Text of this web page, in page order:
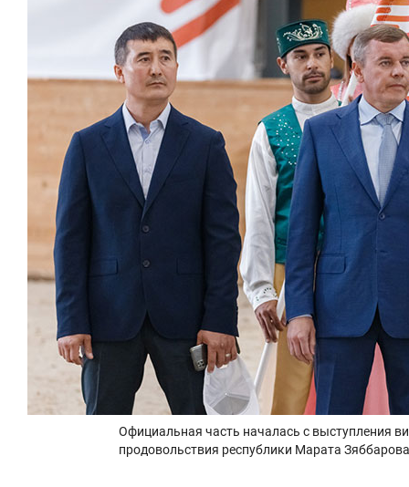
Официальная часть началась с выступления
продовольствия республики Марата Зяббарова